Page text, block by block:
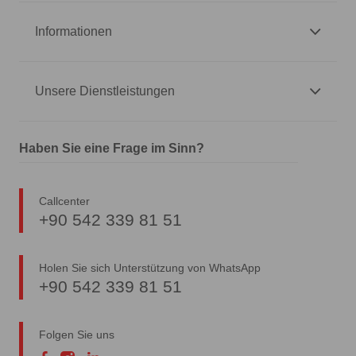
Informationen
Unsere Dienstleistungen
Haben Sie eine Frage im Sinn?
Callcenter
+90 542 339 81 51
Holen Sie sich Unterstützung von WhatsApp
+90 542 339 81 51
Folgen Sie uns